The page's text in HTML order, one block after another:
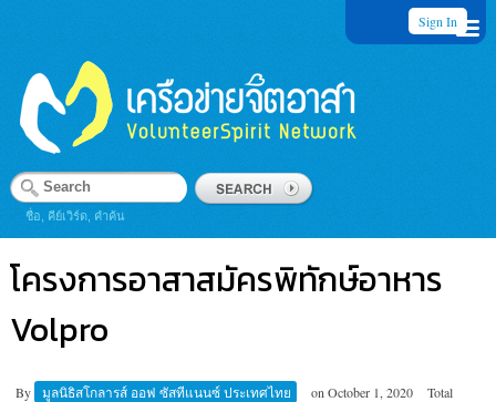
Sign In
ชื่อ, คีย์เวิร์ด, คำค้น
โครงการอาสาสมัครพิทักษ์อาหาร
Volpro
By มูลนิธิสโกลารส์ ออฟ ซัสทีแนนซ์ ประเทศไทย on October 1, 2020
Total